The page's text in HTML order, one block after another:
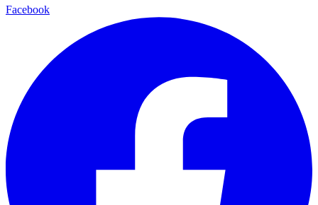
Facebook